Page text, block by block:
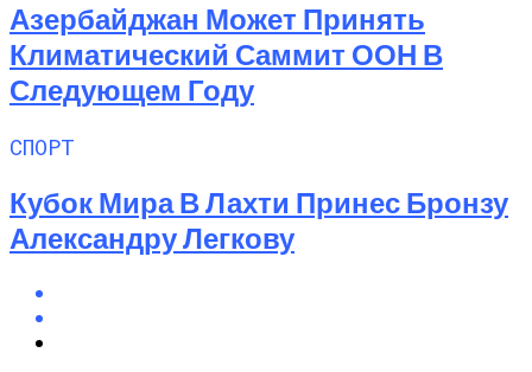
Азербайджан Может Принять
Климатический Саммит ООН В
Следующем Году
СПОРТ
Кубок Мира В Лахти Принес Бронзу
Александру Легкову